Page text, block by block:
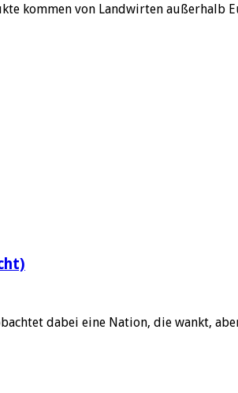
kommen von Landwirten außerhalb
dabei eine Nation, die wankt,